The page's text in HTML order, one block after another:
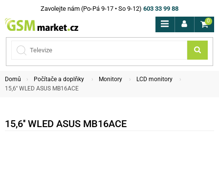
Zavolejte nám (Po-Pá 9-17 • So 9-12) 603 33 99 88
0
Domů Počítače a doplňky Monitory
LCD monitory
15,6'' WLED ASUS MB16ACE
15,6'' WLED ASUS MB16ACE